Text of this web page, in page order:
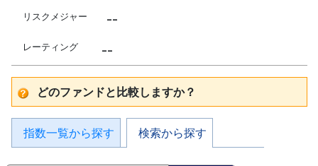
リスクメジャー --
レーティング --
どのファンドと比較しますか？
指数一覧から探す 検索から探す